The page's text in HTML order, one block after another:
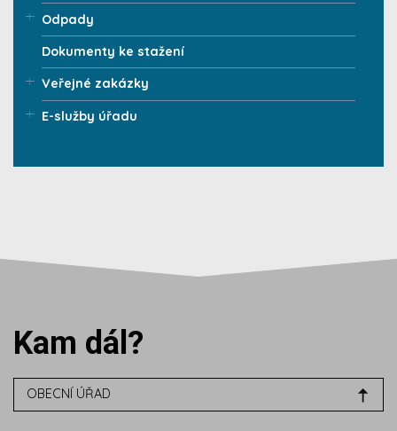
Odpady
Dokumenty ke stažení
Veřejné zakázky
E-služby úřadu
Kam dál?
OBECNÍ ÚŘAD